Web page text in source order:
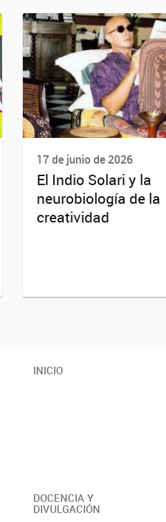
17 de junio de 2026
El Indio Solari y la
neurobiología de la
creatividad
INICIO
DOCENCIA Y
DIVULGACIÓN